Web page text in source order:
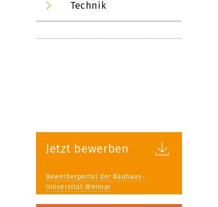
Technik
Jetzt bewerben
Bewerberportal der Bauhaus-
Universität Weimar